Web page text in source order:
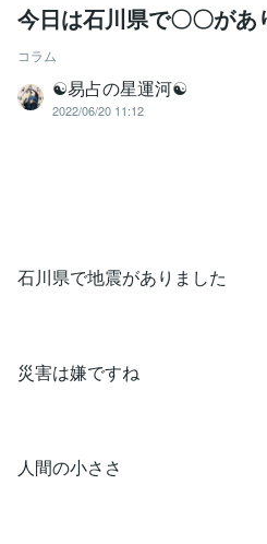
今日は石川県で〇〇があ
コラム
☯易占の星運河☯
2022/06/20 11:12
石川県で地震がありました
災害は嫌ですね
人間の小ささ